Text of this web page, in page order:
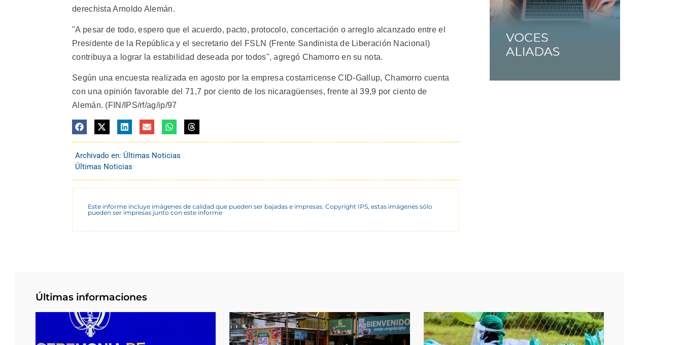
derechista Arnoldo Alemán.
"A pesar de todo, espero que el acuerdo, pacto, protocolo, concertación o arreglo alcanzado entre el
Presidente de la República y el secretario del FSLN (Frente Sandinista de Liberación Nacional)
contribuya a lograr la estabilidad deseada por todos", agregó Chamorro en su nota.
Según una encuesta realizada en agosto por la empresa costarricense CID-Gallup, Chamorro cuenta
con una opinión favorable del 71,7 por ciento de los nicaragüenses, frente al 39,9 por ciento de
Alemán. (FIN/IPS/rf/ag/ip/97
Archivado en: Últimas Noticias
Últimas Noticias
Este informe incluye imágenes de calidad que pueden ser bajadas e impresas. Copyright IPS, estas imágenes sólo
pueden ser impresas junto con este informe
Últimas informaciones